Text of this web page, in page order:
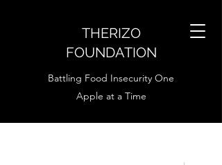
THERIZO
FOUNDATION
Battling Food Insecurity One
Apple at a Time